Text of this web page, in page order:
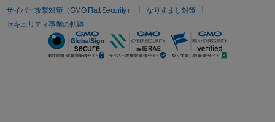
サイバー攻撃対策（GMO Flatt Security）
なりすまし対策
セキュリティ事業の軌跡